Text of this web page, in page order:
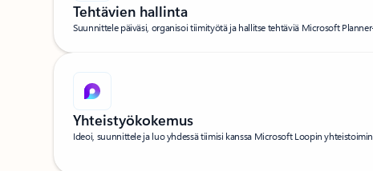
Tehtävien hallinta
Suunnittele päiväsi, organisoi tiimityötä ja hallitse tehtäviä Microsoft
Yhteistyökokemus
Ideoi, suunnittele ja luo yhdessä tiimisi kanssa Microsoft Loopin